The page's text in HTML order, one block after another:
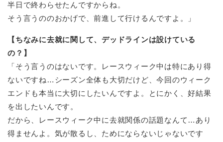
半日で終わらせたんですからね。
そう言うののおかげで、前進して行けるんですよ。」
【ちなみに去就に関して、デッドラインは設けている
の？】
「そう言うのはないです。レースウィーク中は特にあり得
ないですね…シーズン全体も大切だけど、今回のウィーク
エンドも本当に大切にしたいんですよ。とにかく、好結果
を出したいんです。
だから、レースウィーク中に去就関係の話題なんて…あり
得ませんよ。気が散るし、ためにならないじゃないです